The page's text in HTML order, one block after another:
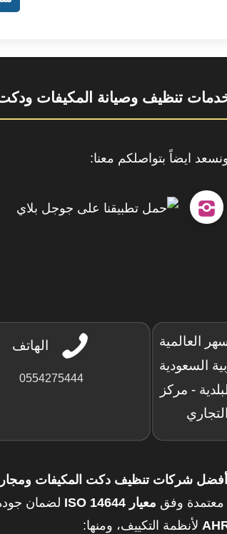
تنظيف وصيانة المكيفات
ايضاً بتواصلكم معنا:
https://www.youtube.com/ تابعنا
العالمية
السعودية
- مركز
الهاتف
0554275444
أفضل شركات تنظيف دكت المكيفات
معتمدة وفق معيار ISO 14644
لضمان
لأنظمة التكييف، ومنها: